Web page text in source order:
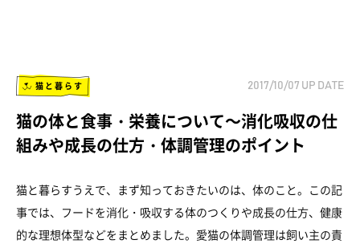
猫と暮らす 2017/10/07 UP DATE
猫の体と食事・栄養について～消化吸収の仕
組みや成長の仕方・体調管理のポイント
猫と暮らすうえで、まず知っておきたいのは、体のこと。この記
事では、フードを消化・吸収する体のつくりや成長の仕方、健康
的な理想体型などをまとめました。愛猫の体調管理は飼い主の責